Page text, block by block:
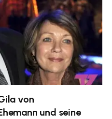
von
und seine